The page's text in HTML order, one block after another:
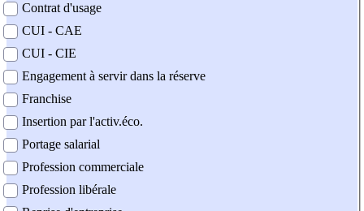
Contrat d'usage
CUI - CAE
CUI - CIE
Engagement à servir dans la réserve
Franchise
Insertion par l'activ.éco.
Portage salarial
Profession commerciale
Profession libérale